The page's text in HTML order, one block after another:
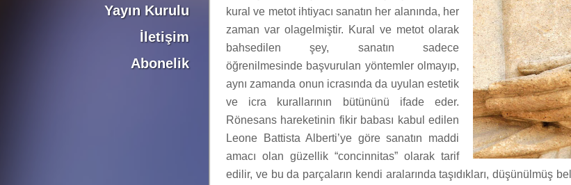
Yayın Kurulu
İletişim
Abonelik
kural ve metot ihtiyacı sanatın her alanında, her
zaman var olagelmiştir. Kural ve metot olarak
bahsedilen şey, sanatın sadece
öğrenilmesinde başvurulan yöntemler olmayıp,
aynı zamanda onun icrasında da uyulan estetik
ve icra kurallarının bütününü ifade eder.
Rönesans hareketinin fikir babası kabul edilen
Leone Battista Alberti’ye göre sanatın maddi
amacı olan güzellik “concinnitas” olarak tarif
edilir, ve bu da parçaların kendi aralarında taşıdıkları, düşünülmüş